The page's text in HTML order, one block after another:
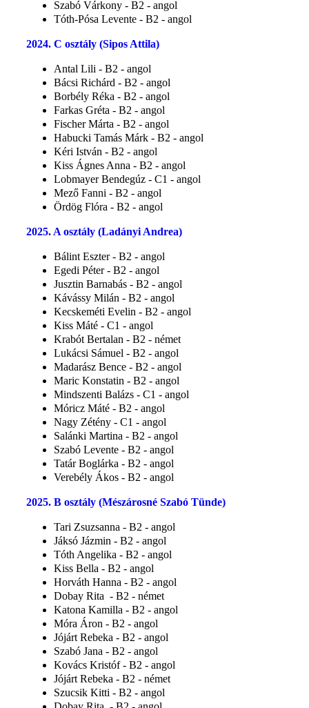
Szabó Várkony - B2 - angol
Tóth-Pósa Levente - B2 - angol
2024. C osztály (Sipos Attila)
Antal Lili - B2 - angol
Bácsi Richárd - B2 - angol
Borbély Réka - B2 - angol
Farkas Gréta - B2 - angol
Fischer Márta - B2 - angol
Habucki Tamás Márk - B2 - angol
Kéri István - B2 - angol
Kiss Ágnes Anna - B2 - angol
Lobmayer Bendegúz - C1 - angol
Mező Fanni - B2 - angol
Ördög Flóra - B2 - angol
2025. A osztály (Ladányi Andrea)
Bálint Eszter - B2 - angol
Egedi Péter - B2 - angol
Jusztin Barnabás - B2 - angol
Kávássy Milán - B2 - angol
Kecskeméti Evelin - B2 - angol
Kiss Máté - C1 - angol
Krabót Bertalan - B2 - német
Lukácsi Sámuel - B2 - angol
Madarász Bence - B2 - angol
Maric Konstatin - B2 - angol
Mindszenti Balázs - C1 - angol
Móricz Máté - B2 - angol
Nagy Zétény - C1 - angol
Salánki Martina - B2 - angol
Szabó Levente - B2 - angol
Tatár Boglárka - B2 - angol
Verebély Ákos - B2 - angol
2025. B osztály (Mészárosné Szabó Tünde)
Tari Zsuzsanna - B2 - angol
Jáksó Jázmin - B2 - angol
Tóth Angelika - B2 - angol
Kiss Bella - B2 - angol
Horváth Hanna - B2 - angol
Dobay Rita - B2 - német
Katona Kamilla - B2 - angol
Móra Áron - B2 - angol
Jójárt Rebeka - B2 - angol
Szabó Jana - B2 - angol
Kovács Kristóf - B2 - angol
Jójárt Rebeka - B2 - német
Szucsik Kitti - B2 - angol